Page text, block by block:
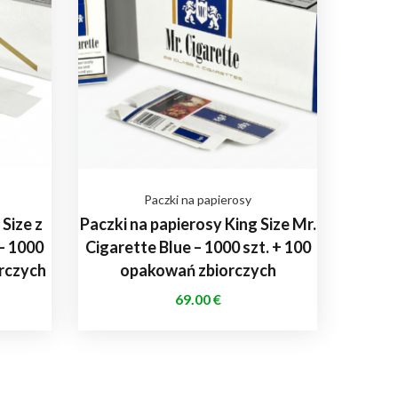
z
1000
Paczki na papierosy
Paczki na papierosy King Size Mr.
Cigarette Blue – 1000 szt. + 100
opakowań zbiorczych
69.00€